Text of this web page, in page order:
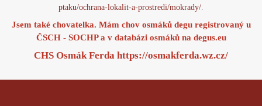
ptaku/ochrana-lokalit-a-prostredi/mokrady/
Jsem také chovatelka. Mám chov osmáků degu registrovaný u
ČSCH - SOCHP a v databázi osmáků na degus.eu
CHS Osmák Ferda https://osmakferda.wz.cz/